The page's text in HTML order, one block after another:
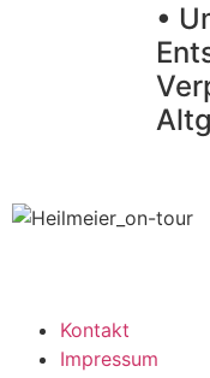
•
Kontakt
Impressum